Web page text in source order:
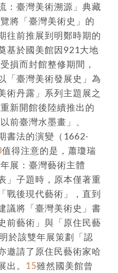
：臺灣美術溯源」典藏
將「臺灣美術史」的
往前推展到明鄭時期的
基於國美館因921大地
損而封館整修期間，
「臺灣美術發展史」為
術丹露」系列主題展之
新開館後陸續推出的
前臺灣水墨畫」、
書法的演變（1662-
值得注意的是，蕭瓊瑞
展：臺灣藝術主體
」子題時，原本僅著重
戰後現代藝術」，直到
議將「臺灣美術史」書
前藝術」與「原住民藝
於該雙年展策劃「認
邀請了原住民藝術家哈
出。 15雖然國美館曾